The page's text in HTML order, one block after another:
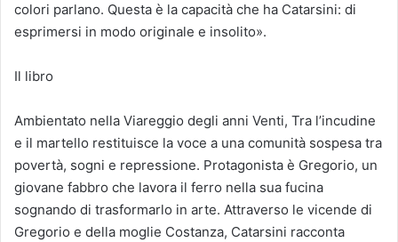
colori parlano. Questa è la capacità che ha Catarsini: di
esprimersi in modo originale e insolito».
Il libro
Ambientato nella Viareggio degli anni Venti, Tra l’incudine
e il martello restituisce la voce a una comunità sospesa tra
povertà, sogni e repressione. Protagonista è Gregorio, un
giovane fabbro che lavora il ferro nella sua fucina
sognando di trasformarlo in arte. Attraverso le vicende di
Gregorio e della moglie Costanza, Catarsini racconta